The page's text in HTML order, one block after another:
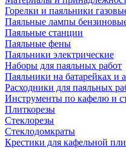
Горелки и паяльники
Паяльные лампы
Паяльные станции
Паяльные фены
Паяльники электрические
Наборы для паяльных работ
Паяльники на батарейках и
Расходники для паяльных
Инструменты по кафелю и
Плиткорезы
Стеклорезы
Стеклодомкраты
Крестики для кафельной